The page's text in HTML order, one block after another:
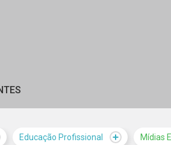
Educação Profissional Mídias